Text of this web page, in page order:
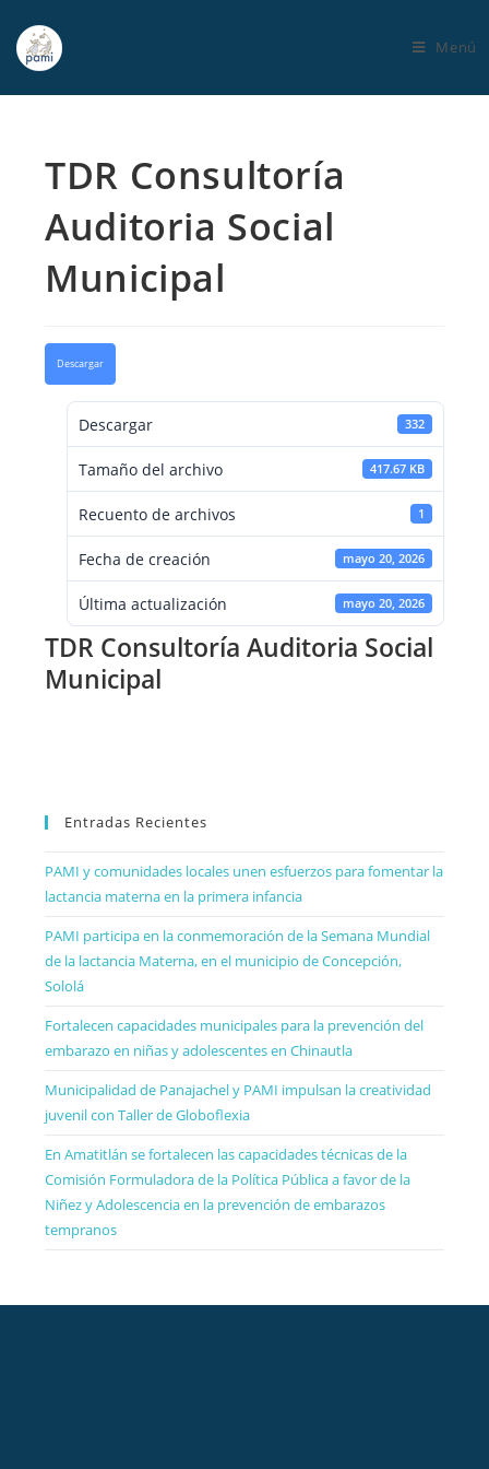
Menú
TDR Consultoría
Auditoria Social
Municipal
Descargar
Descargar 332
Tamaño del archivo 417.67 KB
Recuento de archivos 1
Fecha de creación mayo 20, 2026
Última actualización mayo 20, 2026
TDR Consultoría Auditoria Social
Municipal
Entradas Recientes
PAMI y comunidades locales unen esfuerzos para fomentar la
lactancia materna en la primera infancia
PAMI participa en la conmemoración de la Semana Mundial
de la lactancia Materna, en el municipio de Concepción,
Sololá
Fortalecen capacidades municipales para la prevención del
embarazo en niñas y adolescentes en Chinautla
Municipalidad de Panajachel y PAMI impulsan la creatividad
juvenil con Taller de Globoflexia
En Amatitlán se fortalecen las capacidades técnicas de la
Comisión Formuladora de la Política Pública a favor de la
Niñez y Adolescencia en la prevención de embarazos
tempranos